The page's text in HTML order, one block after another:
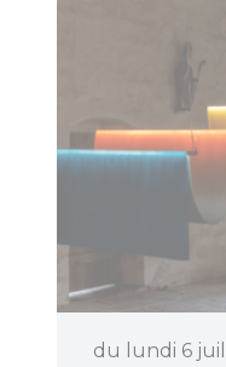
Bouger
du lundi 6